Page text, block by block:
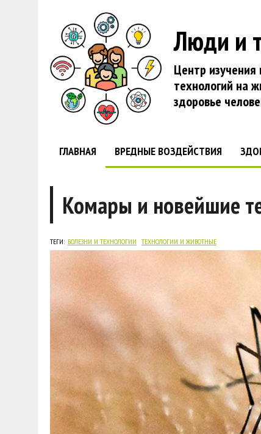
Люди и
Центр изучения
технологий на
здоровье
ГЛАВНАЯ ВРЕДНЫЕ ВОЗДЕЙСТВИЯ
Комары и новейшие
ТЕГИ: БОЛЕЗНИ И ТЕХНОЛОГИИ ТЕХНОЛОГИИ И ЖИВОТНЫЕ